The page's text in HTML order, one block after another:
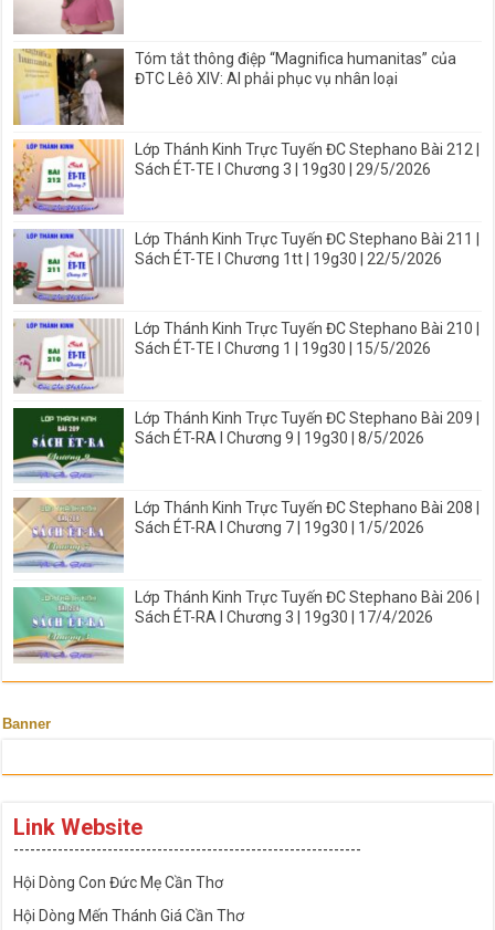
Tóm tắt thông điệp “Magnifica humanitas” của
ĐTC Lêô XIV: AI phải phục vụ nhân loại
Lớp Thánh Kinh Trực Tuyến ĐC Stephano Bài 212 |
Sách ÉT-TE I Chương 3 | 19g30 | 29/5/2026
Lớp Thánh Kinh Trực Tuyến ĐC Stephano Bài 211 |
Sách ÉT-TE I Chương 1tt | 19g30 | 22/5/2026
Lớp Thánh Kinh Trực Tuyến ĐC Stephano Bài 210 |
Sách ÉT-TE I Chương 1 | 19g30 | 15/5/2026
Lớp Thánh Kinh Trực Tuyến ĐC Stephano Bài 209 |
Sách ÉT-RA I Chương 9 | 19g30 | 8/5/2026
Lớp Thánh Kinh Trực Tuyến ĐC Stephano Bài 208 |
Sách ÉT-RA I Chương 7 | 19g30 | 1/5/2026
Lớp Thánh Kinh Trực Tuyến ĐC Stephano Bài 206 |
Sách ÉT-RA I Chương 3 | 19g30 | 17/4/2026
Banner
Link Website
---------------------------------------------------------------
Hội Dòng Con Đức Mẹ Cần Thơ
Hội Dòng Mến Thánh Giá Cần Thơ